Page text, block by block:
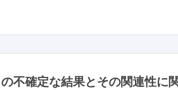
不確定な結果とその関連性に